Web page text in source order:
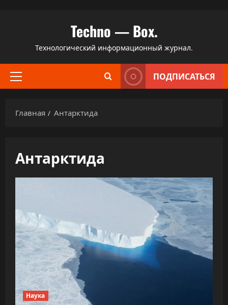
содержимому
Techno — Box.
Технологический информационный журнал.
Основное
ПОДПИСАТЬСЯ
Главная Антарктида
Антарктида
Наука